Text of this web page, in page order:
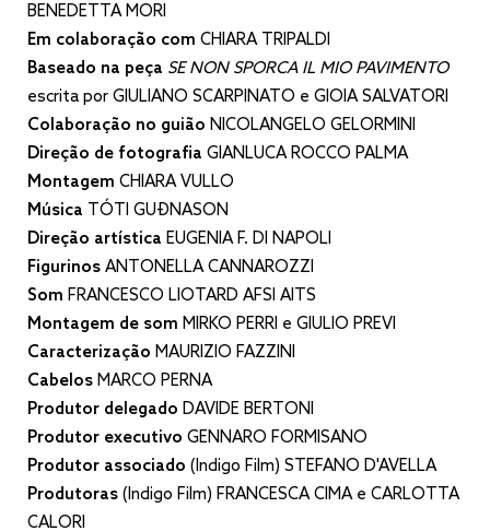
BENEDETTA MORI
Em colaboração com CHIARA TRIPALDI
Baseado na peça SE NON SPORCA IL MIO PAVIMENTO
escrita por GIULIANO SCARPINATO e GIOIA SALVATORI
Colaboração no guião NICOLANGELO GELORMINI
Direção de fotografia GIANLUCA ROCCO PALMA
Montagem CHIARA VULLO
Música TÓTI GUÐNASON
Direção artística EUGENIA F. DI NAPOLI
Figurinos ANTONELLA CANNAROZZI
Som FRANCESCO LIOTARD AFSI AITS
Montagem de som MIRKO PERRI e GIULIO PREVI
Caracterização MAURIZIO FAZZINI
Cabelos MARCO PERNA
Produtor delegado DAVIDE BERTONI
Produtor executivo GENNARO FORMISANO
Produtor associado (Indigo Film) STEFANO D'AVELLA
Produtoras (Indigo Film) FRANCESCA CIMA e CARLOTTA
CALORI